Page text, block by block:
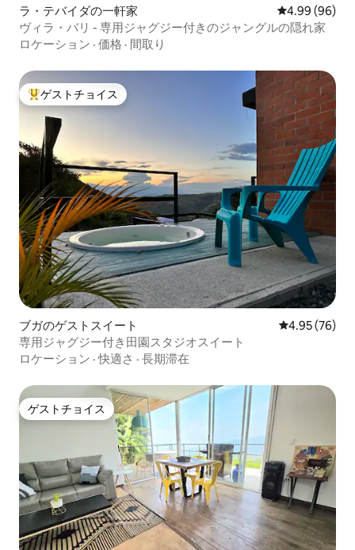
ラ・テバイダの一軒家 レビュー96件
4.99 (96)
ヴィラ・バリ - 専用ジャグジー付きのジャングルの隠れ家
ロケーション · 価格 · 間取り
大好評のゲストチョイスです。
ゲストチョイス
ブガのゲストスイート レビュー76
4.95 (76)
専用ジャグジー付き田園スタジオスイート
ロケーション ·快適さ · 長期滞在
ゲストチョイス
ゲストチョイス